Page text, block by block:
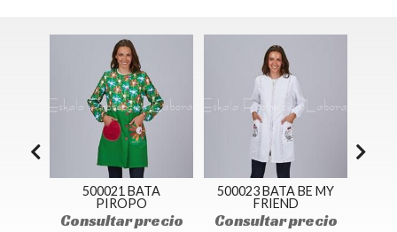
500021 BATA
PIROPO
Consultar precio
500023 BATA BE MY
FRIEND
Consultar precio